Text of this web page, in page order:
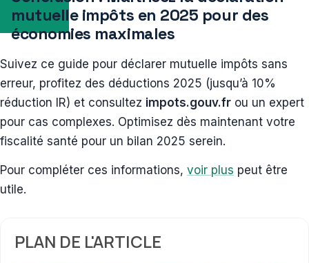
mutuelle impôts en 2025 pour des
économies maximales
Suivez ce guide pour déclarer mutuelle impôts sans
erreur, profitez des déductions 2025 (jusqu’à 10%
réduction IR) et consultez impots.gouv.fr ou un expert
pour cas complexes. Optimisez dès maintenant votre
fiscalité santé pour un bilan 2025 serein.
Pour compléter ces informations, voir plus peut être
utile.
PLAN DE L'ARTICLE